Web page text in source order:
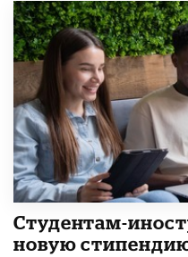
Студентам-
новую